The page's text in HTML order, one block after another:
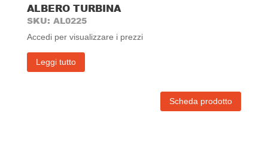
ALBERO TURBINA
SKU: AL0225
Accedi per visualizzare i prezzi
Scheda prodotto
Leggi tutto